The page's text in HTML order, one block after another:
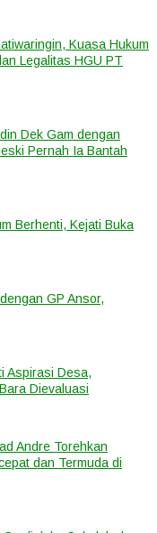
Kuasa Hukum
Legalitas HGU PT
Dek Gam dengan
Pernah Ia Bantah
Berhenti, Kejati Buka
GP Ansor,
Aspirasi Desa,
Dievaluasi
Andre Torehkan
dan Termuda di